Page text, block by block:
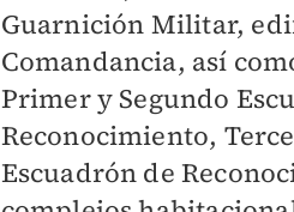
Guarnición Militar,
Comandancia, así
Primer y Segundo
Reconocimiento,
Escuadrón de